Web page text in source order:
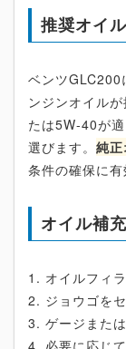
推奨オイ
ベンツ
ンジンオイル
たは5W-40が
選びます。 純
条件の確保に有
オイル補
1. オイルフィ
2. ジョウゴを
3. ゲージまた
4. 必要に応じ